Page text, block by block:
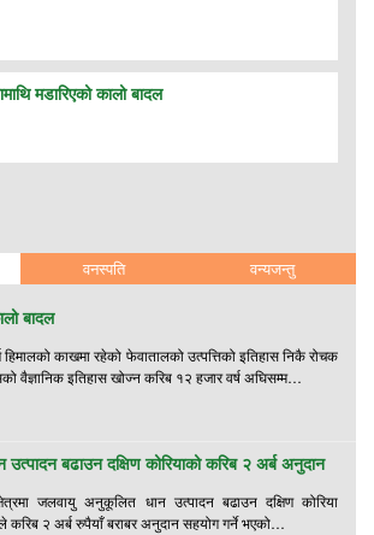
मडारिएको कालो बादल
वनस्पति वन्यजन्तु
बादल
हिमालको काखमा रहेको फेवातालको उत्पत्तिको इतिहास निकै रोचक
वैज्ञानिक इतिहास खोज्न करिब १२ हजार वर्ष अघिसम्म…
बढाउन दक्षिण कोरियाको करिब २ अर्ब अनुदान
जलवायु अनुकूलित धान उत्पादन बढाउन दक्षिण कोरिया
करिब २ अर्ब रुपैयाँ बराबर अनुदान सहयोग गर्ने भएको…